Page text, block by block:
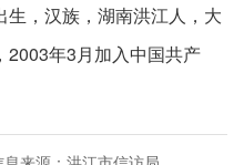
，汉族，湖南洪江人，大
2003年3月加入中国共产